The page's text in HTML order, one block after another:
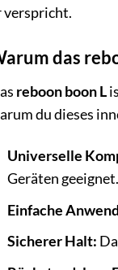
verspricht.
das
reboon boon L
du dieses
Universelle
Geräten geeignet.
Einfache
Sicherer Halt: